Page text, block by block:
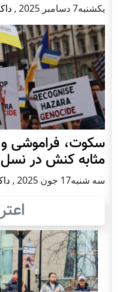
يكشنبه7 دسامبر 2025 ,
سکوت، فراموشی و
مثابه کنش در
سه شنبه17 جون 2025 ,